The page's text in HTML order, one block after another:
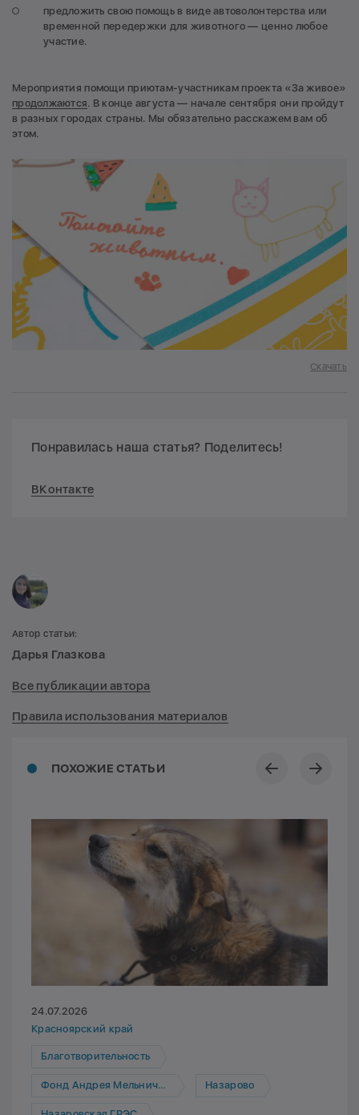
предложить свою помощь в виде автоволонтерства или
временной передержки для животного — ценно любое
участие.
Мероприятия помощи приютам-участникам проекта «За живое»
продолжаются. В конце августа — начале сентября они пройдут
в разных городах страны. Мы обязательно расскажем вам об
этом.
Скачать
Понравилась наша статья? Поделитесь!
ВКонтакте
ПОХОЖИЕ СТАТЬИ
24.07.2026
Красноярский край
Благотворительность
Фонд Андрея Мельниченко Назарово
Автор статьи:
Дарья Глазкова
Все публикации автора
Правила использования материалов